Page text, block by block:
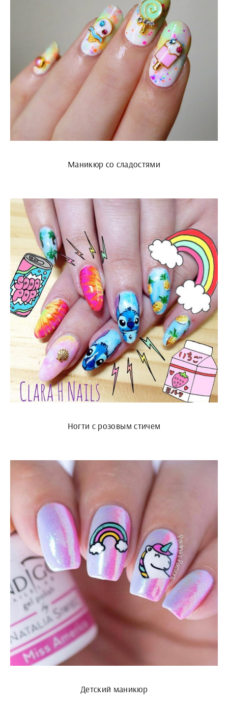
Маникюр со сладостями
Ногти с розовым стичем
Детский маникюр